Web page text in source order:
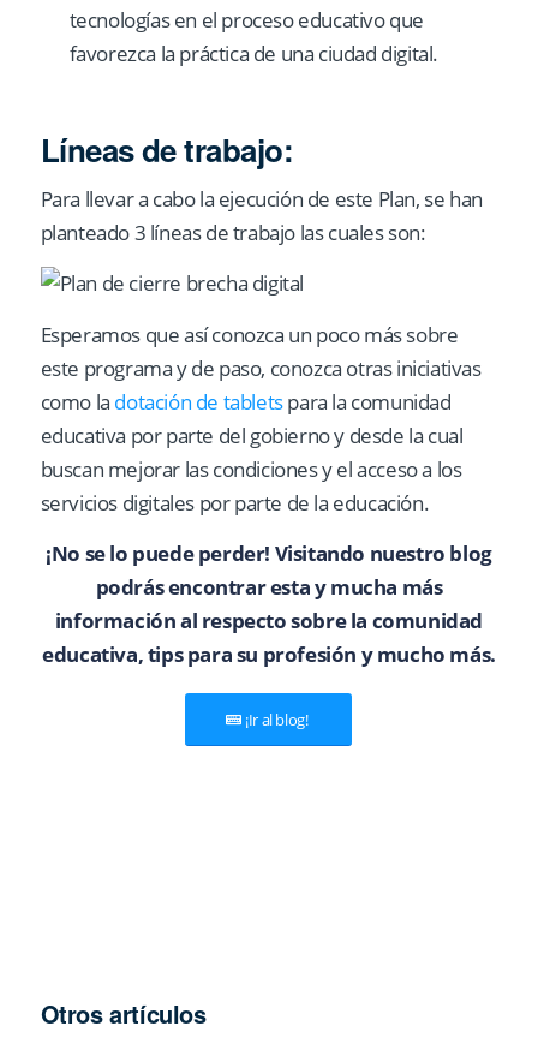
tecnologías en el proceso educativo que
favorezca la práctica de una ciudad digital.
Líneas de trabajo:
Para llevar a cabo la ejecución de este Plan, se han
planteado 3 líneas de trabajo las cuales son:
Esperamos que así conozca un poco más sobre
este programa y de paso, conozca otras iniciativas
como la dotación de tabletspara la comunidad
educativa por parte del gobierno y desde la cual
buscan mejorar las condiciones y el acceso a los
servicios digitales por parte de la educación.
¡No se lo puede perder! Visitando nuestro blog
podrás encontrar esta y mucha más
información al respecto sobre la comunidad
educativa, tips para su profesión y mucho más.
¡Ir al blog!
Otros artículos